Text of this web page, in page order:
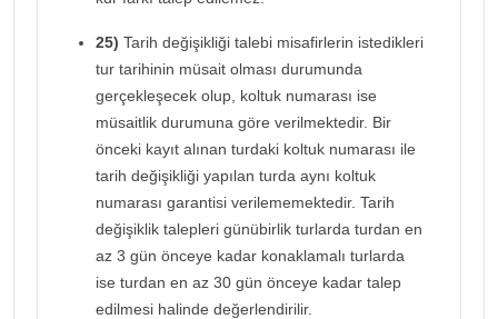
25) Tarih değişikliği talebi misafirlerin istedikleri
tur tarihinin müsait olması durumunda
gerçekleşecek olup, koltuk numarası ise
müsaitlik durumuna göre verilmektedir. Bir
önceki kayıt alınan turdaki koltuk numarası ile
tarih değişikliği yapılan turda aynı koltuk
numarası garantisi verilememektedir. Tarih
değişiklik talepleri günübirlik turlarda turdan en
az 3 gün önceye kadar konaklamalı turlarda
ise turdan en az 30 gün önceye kadar talep
edilmesi halinde değerlendirilir.